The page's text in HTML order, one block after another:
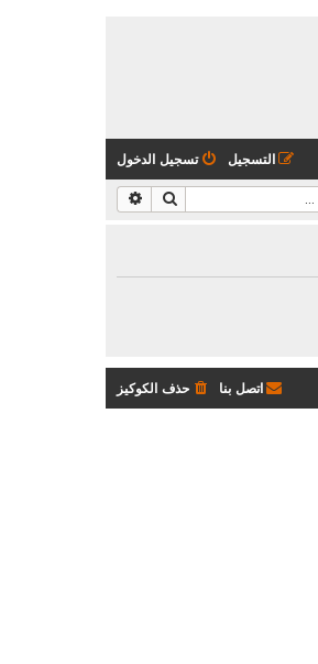
تسجيل الدخول التسجيل
بحث
حذف الكوكيز اتصل بنا